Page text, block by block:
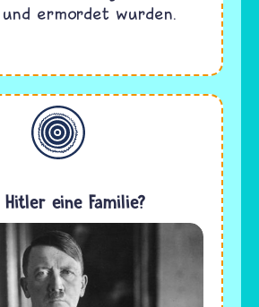
ermordet wurden.
eine Familie?